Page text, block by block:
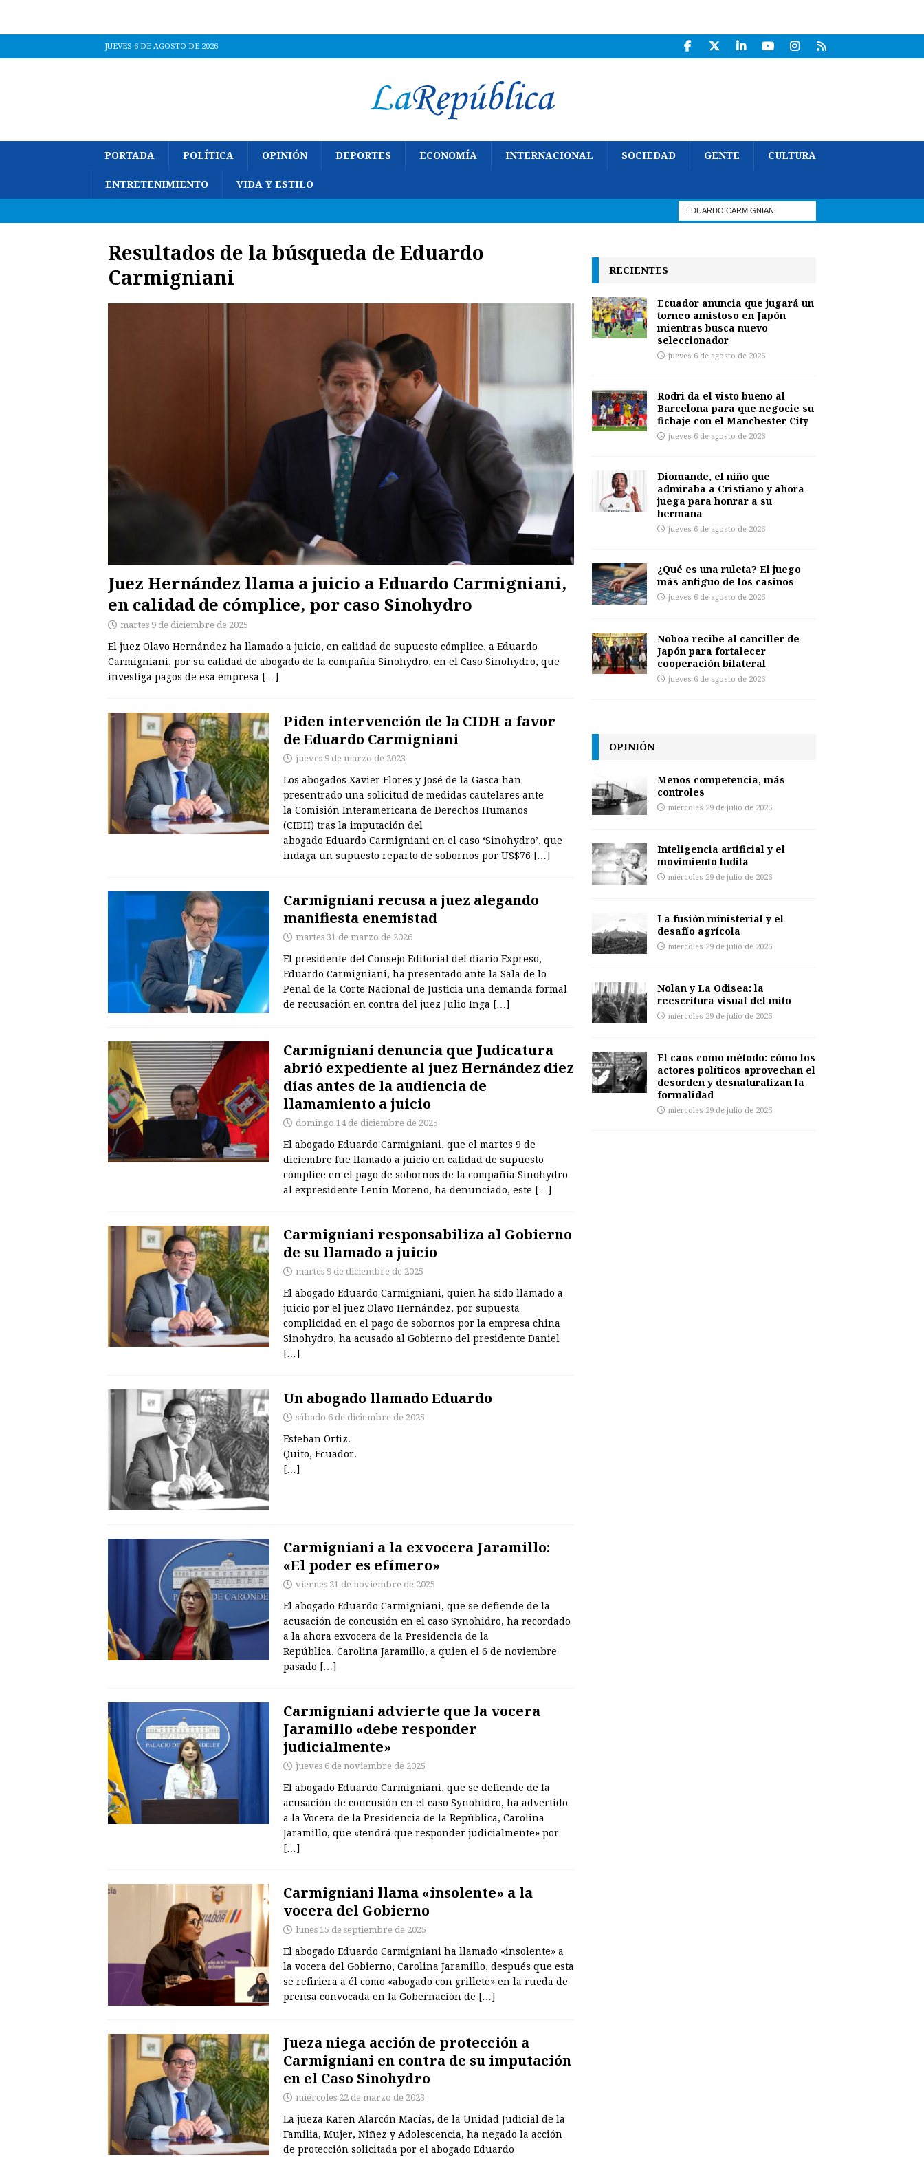
JUEVES 6 DE AGOSTO DE 2026
PORTADA POLÍTICA OPINIÓN DEPORTES ECONOMÍA INTERNACIONAL SOCIEDAD GENTE CULTURA
ENTRETENIMIENTO VIDA Y ESTILO
Resultados de la búsqueda de Eduardo
Carmigniani
Juez Hernández llama a juicio a Eduardo Carmigniani,
en calidad de cómplice, por caso Sinohydro
martes 9 de diciembre de 2025
El juez Olavo Hernández ha llamado a juicio, en calidad de supuesto cómplice, a Eduardo
Carmigniani, por su calidad de abogado de la compañía Sinohydro, en el Caso Sinohydro, que
investiga pagos de esa empresa […]
Piden intervención de la CIDH a favor
de Eduardo Carmigniani
jueves 9 de marzo de 2023
Los abogados Xavier Flores y José de la Gasca han
presentrado una solicitud de medidas cautelares ante
la Comisión Interamericana de Derechos Humanos
(CIDH) tras la imputación del
abogado Eduardo Carmigniani en el caso ‘Sinohydro’, que
indaga un supuesto reparto de sobornos por US$76 […]
Carmigniani recusa a juez alegando
manifiesta enemistad
martes 31 de marzo de 2026
El presidente del Consejo Editorial del diario Expreso,
Eduardo Carmigniani, ha presentado ante la Sala de lo
Penal de la Corte Nacional de Justicia una demanda formal
de recusación en contra del juez Julio Inga […]
Carmigniani denuncia que Judicatura
abrió expediente al juez Hernández diez
días antes de la audiencia de
llamamiento a juicio
domingo 14 de diciembre de 2025
El abogado Eduardo Carmigniani, que el martes 9 de
diciembre fue llamado a juicio en calidad de supuesto
cómplice en el pago de sobornos de la compañía Sinohydro
al expresidente Lenín Moreno, ha denunciado, este […]
Carmigniani responsabiliza al Gobierno
de su llamado a juicio
martes 9 de diciembre de 2025
El abogado Eduardo Carmigniani, quien ha sido llamado a
juicio por el juez Olavo Hernández, por supuesta
complicidad en el pago de sobornos por la empresa china
Sinohydro, ha acusado al Gobierno del presidente Daniel
[…]
Un abogado llamado Eduardo
sábado 6 de diciembre de 2025
Esteban Ortiz.
Quito, Ecuador.
[…]
Carmigniani a la exvocera Jaramillo:
«El poder es efímero»
viernes 21 de noviembre de 2025
El abogado Eduardo Carmigniani, que se defiende de la
acusación de concusión en el caso Synohidro, ha recordado
a la ahora exvocera de la Presidencia de la
República, Carolina Jaramillo, a quien el 6 de noviembre
pasado […]
Carmigniani advierte que la vocera
Jaramillo «debe responder
judicialmente»
jueves 6 de noviembre de 2025
El abogado Eduardo Carmigniani, que se defiende de la
acusación de concusión en el caso Synohidro, ha advertido
a la Vocera de la Presidencia de la República, Carolina
Jaramillo, que «tendrá que responder judicialmente» por
[…]
Carmigniani llama «insolente» a la
vocera del Gobierno
lunes 15 de septiembre de 2025
El abogado Eduardo Carmigniani ha llamado «insolente» a
la vocera del Gobierno, Carolina Jaramillo, después que esta
se refiriera a él como «abogado con grillete» en la rueda de
prensa convocada en la Gobernación de […]
Jueza niega acción de protección a
Carmigniani en contra de su imputación
en el Caso Sinohydro
miércoles 22 de marzo de 2023
La jueza Karen Alarcón Macías, de la Unidad Judicial de la
Familia, Mujer, Niñez y Adolescencia, ha negado la acción
de protección solicitada por el abogado Eduardo
RECIENTES
Ecuador anuncia que jugará un
torneo amistoso en Japón
mientras busca nuevo
seleccionador
jueves 6 de agosto de 2026
Rodri da el visto bueno al
Barcelona para que negocie su
fichaje con el Manchester City
jueves 6 de agosto de 2026
Diomande, el niño que
admiraba a Cristiano y ahora
juega para honrar a su
hermana
jueves 6 de agosto de 2026
¿Qué es una ruleta? El juego
más antiguo de los casinos
jueves 6 de agosto de 2026
Noboa recibe al canciller de
Japón para fortalecer
cooperación bilateral
jueves 6 de agosto de 2026
OPINIÓN
Menos competencia, más
controles
miércoles 29 de julio de 2026
Inteligencia artificial y el
movimiento ludita
miércoles 29 de julio de 2026
La fusión ministerial y el
desafío agrícola
miércoles 29 de julio de 2026
Nolan y La Odisea: la
reescritura visual del mito
miércoles 29 de julio de 2026
El caos como método: cómo los
actores políticos aprovechan el
desorden y desnaturalizan la
formalidad
miércoles 29 de julio de 2026